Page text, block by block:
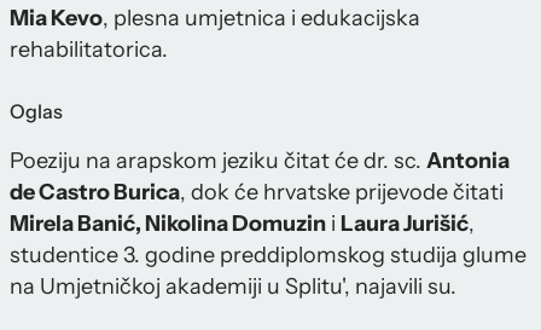
Mia Kevo, plesna umjetnica i edukacijska
rehabilitatorica.
Oglas
Poeziju na arapskom jeziku čitat će dr. sc. Antonia
de Castro Burica, dok će hrvatske prijevode čitati
Mirela Banić, Nikolina Domuzin i Laura Jurišić,
studentice 3. godine preddiplomskog studija glume
na Umjetničkoj akademiji u Splitu', najavili su.